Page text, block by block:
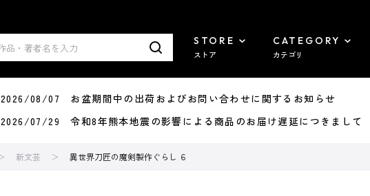
STORE
ストア
CATEGORY
カテゴリ
2026/08/07 お盆期間中の出荷およびお問い合わせに関するお知らせ
2026/07/29 令和8年熊本地震の影響による商品のお届け遅延につきまして
新文芸 異世界刀匠の魔剣製作ぐらし ６